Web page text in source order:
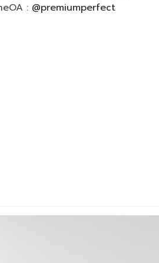
: @premiumperfect